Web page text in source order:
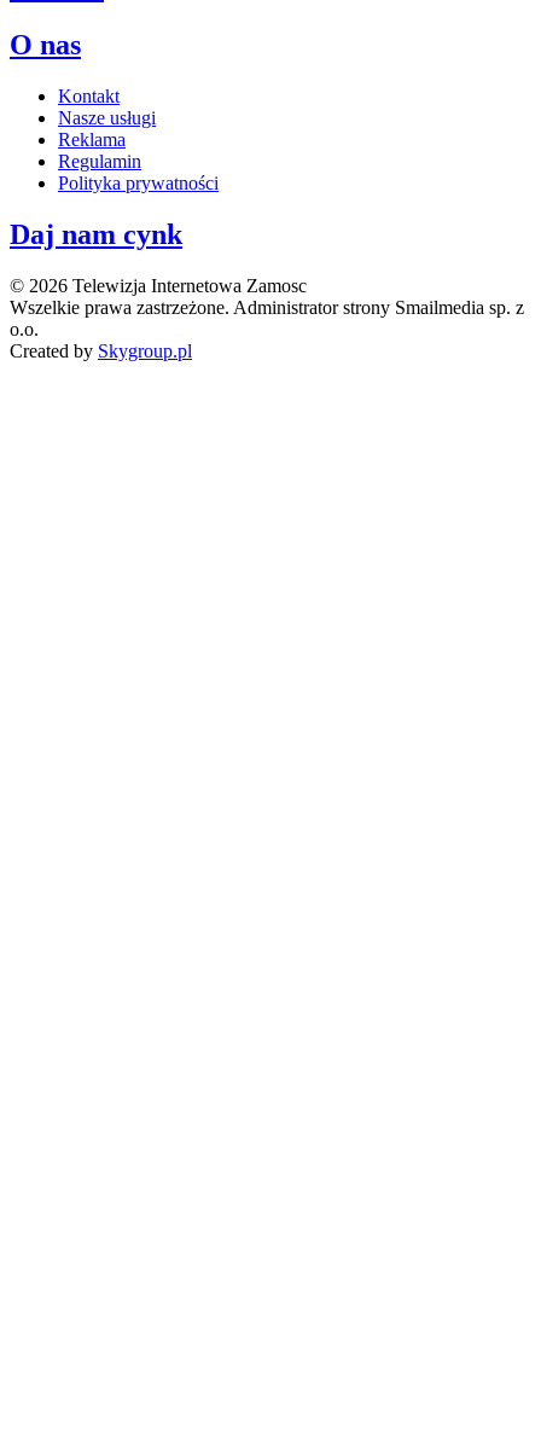
O nas
Kontakt
Nasze usługi
Reklama
Regulamin
Polityka prywatności
Daj nam cynk
© 2026 Telewizja Internetowa Zamosc
Wszelkie prawa zastrzeżone. Administrator strony Smailmedia sp. z
o.o.
Created by Skygroup.pl